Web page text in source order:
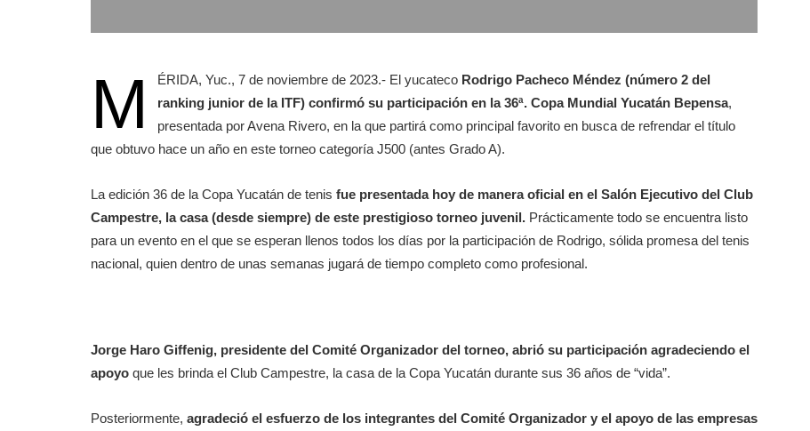
M ÉRIDA, Yuc., 7 de noviembre de 2023.- El yucateco Rodrigo Pacheco Méndez (número 2 del
ranking junior de la ITF) confirmó su participación en la 36ª. Copa Mundial Yucatán Bepensa,
presentada por Avena Rivero, en la que partirá como principal favorito en busca de refrendar el título
que obtuvo hace un año en este torneo categoría J500 (antes Grado A).
La edición 36 de la Copa Yucatán de tenis fue presentada hoy de manera oficial en el Salón Ejecutivo del Club
Campestre, la casa (desde siempre) de este prestigioso torneo juvenil. Prácticamente todo se encuentra listo
para un evento en el que se esperan llenos todos los días por la participación de Rodrigo, sólida promesa del tenis
nacional, quien dentro de unas semanas jugará de tiempo completo como profesional.
Jorge Haro Giffenig, presidente del Comité Organizador del torneo, abrió su participación agradeciendo el
apoyo que les brinda el Club Campestre, la casa de la Copa Yucatán durante sus 36 años de “vida”.
Posteriormente, agradeció el esfuerzo de los integrantes del Comité Organizador y el apoyo de las empresas